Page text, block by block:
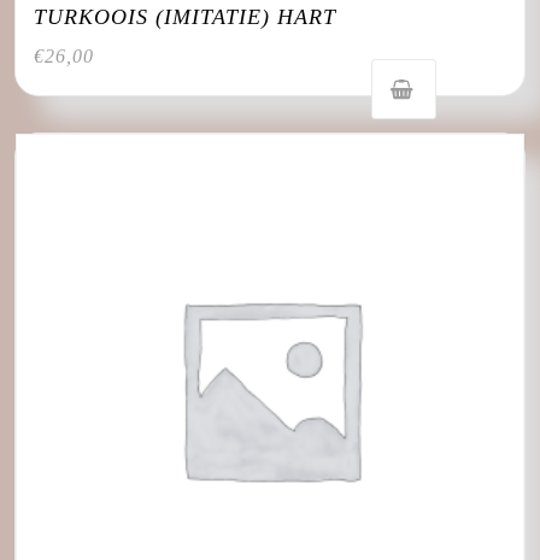
TURKOOIS (IMITATIE) HART
€26,00